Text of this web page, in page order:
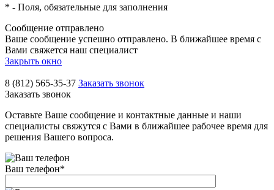
* - Поля, обязательные для заполнения
Сообщение отправлено
Ваше сообщение успешно отправлено. В ближайшее время с
Вами свяжется наш специалист
Закрыть окно
8 (812) 565-35-37 Заказать звонок
Заказать звонок
Оставьте Ваше сообщение и контактные данные и наши
специалисты свяжутся с Вами в ближайшее рабочее время для
решения Вашего вопроса.
Ваш телефон*